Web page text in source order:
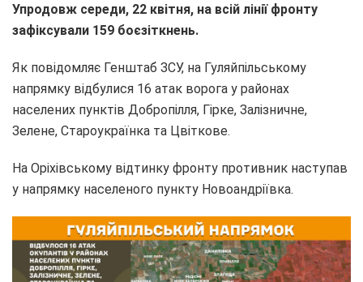
Упродовж середи, 22 квітня, на всій лінії фронту
зафіксували 159 боєзіткнень.
Як повідомляє Генштаб ЗСУ, на Гуляйпільському
напрямку відбулися 16 атак ворога у районах
населених пунктів Добропілля, Гірке, Залізничне,
Зелене, Староукраїнка та Цвіткове.
На Оріхівському відтинку фронту противник наступав
у напрямку населеного пункту Новоандріївка.